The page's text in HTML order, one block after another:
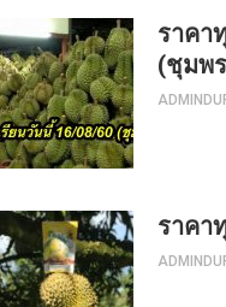
ราคา
(ชุมพ
ราคา